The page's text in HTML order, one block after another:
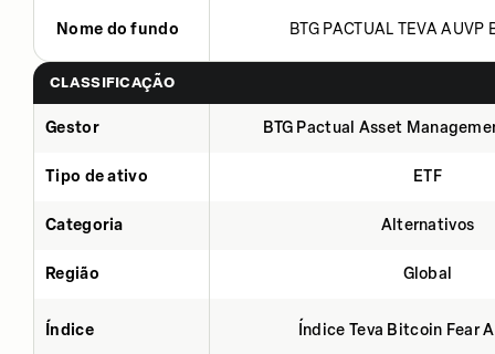
Nome do fundo BTG PACTUAL TEVA AUVP
CLASSIFICAÇÃO
Gestor BTG Pactual Asset
Tipo de ativo ETF
Categoria Alternativos
Região Global
Índice Índice Teva Bitcoin Fear